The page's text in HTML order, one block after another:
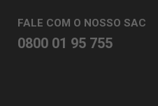
FALE COM O NOSSO SAC
0800 01 95 755